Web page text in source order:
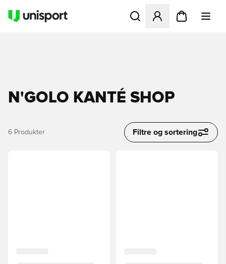
Åbner en Modal til at
N'GOLO KANTÉ SHOP
6 Produkter Filtre og sortering